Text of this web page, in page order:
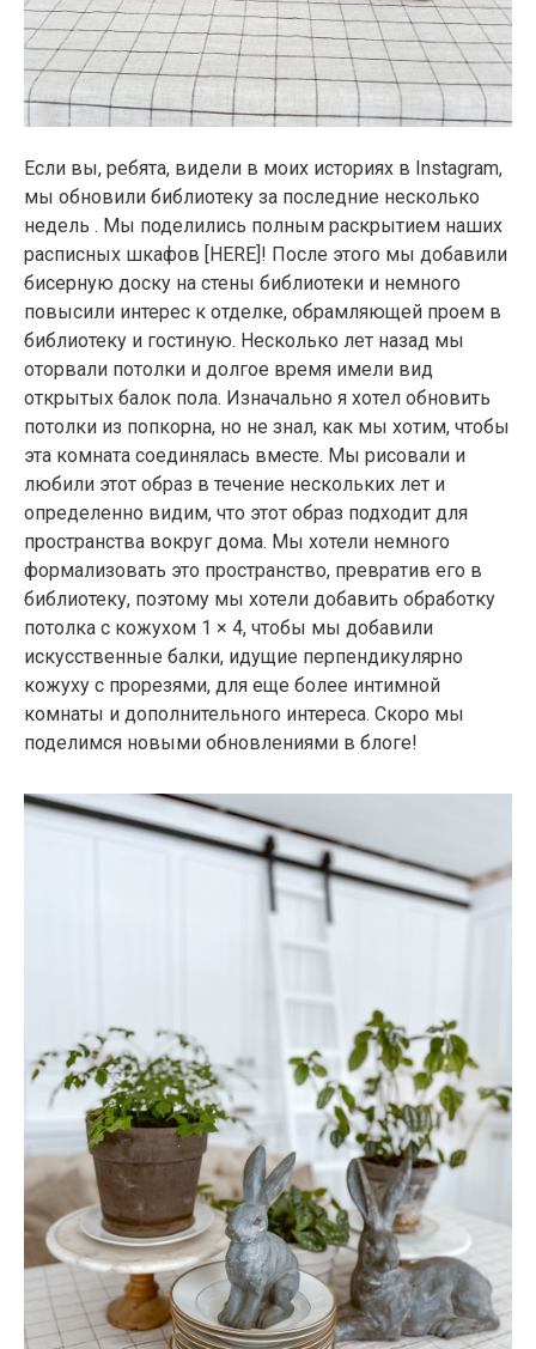
Если вы, ребята, видели в моих историях в Instagram,
мы обновили библиотеку за последние несколько
недель . Мы поделились полным раскрытием наших
расписных шкафов [HERE]! После этого мы добавили
бисерную доску на стены библиотеки и немного
повысили интерес к отделке, обрамляющей проем в
библиотеку и гостиную. Несколько лет назад мы
оторвали потолки и долгое время имели вид
открытых балок пола. Изначально я хотел обновить
потолки из попкорна, но не знал, как мы хотим, чтобы
эта комната соединялась вместе. Мы рисовали и
любили этот образ в течение нескольких лет и
определенно видим, что этот образ подходит для
пространства вокруг дома. Мы хотели немного
формализовать это пространство, превратив его в
библиотеку, поэтому мы хотели добавить обработку
потолка с кожухом 1 × 4, чтобы мы добавили
искусственные балки, идущие перпендикулярно
кожуху с прорезями, для еще более интимной
комнаты и дополнительного интереса. Скоро мы
поделимся новыми обновлениями в блоге!